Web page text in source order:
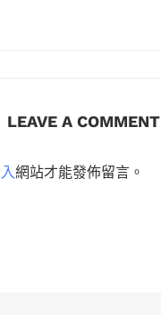
LEAVE A COMMENT
網站才能發佈留言。